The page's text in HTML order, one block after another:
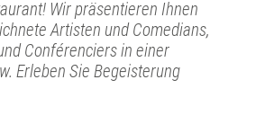
Wir präsentieren Ihnen
Artisten und Comedians,
Conférenciers in einer
Erleben Sie Begeisterung